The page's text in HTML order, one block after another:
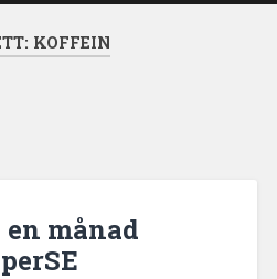
KOFFEIN
månad